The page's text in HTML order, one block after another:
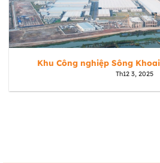
Khu Công nghiệp Sông
Th12 3, 2025